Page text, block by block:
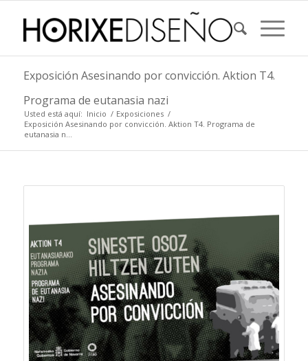
Exposición Asesinando por convicción. Aktion T4.
Programa de eutanasia nazi
Usted está aquí: Inicio / Exposiciones /
Exposición Asesinando por convicción. Aktion T4. Programa de
eutanasia n...